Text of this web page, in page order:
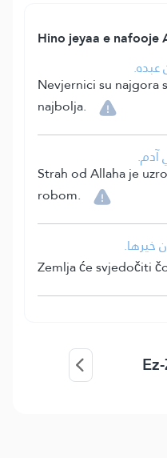
Hino jeyaa e nafooje
Nevjernici su najgora
najbolja.
آدم.
Strah od Allaha je
robom.
خيرها.
Zemlja će svjedočiti